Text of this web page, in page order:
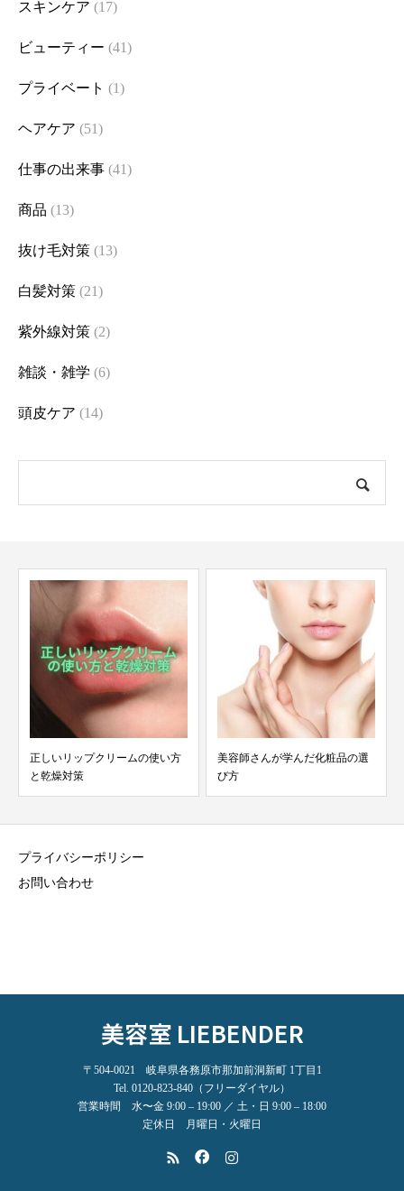
スキンケア (17)
ビューティー (41)
プライベート (1)
ヘアケア (51)
仕事の出来事 (41)
商品 (13)
抜け毛対策 (13)
白髪対策 (21)
紫外線対策 (2)
雑談・雑学 (6)
頭皮ケア (14)
正しいリップクリームの使い方
と乾燥対策
美容師さんが学んだ化粧品の選
び方
プライバシーポリシー
お問い合わせ
美容室 LIEBENDER
〒504-0021 岐阜県各務原市那加前洞新町 1丁目1
Tel. 0120-823-840（フリーダイヤル）
営業時間 水〜金 9:00 – 19:00 ／ 土・日 9:00 – 18:00
定休日 月曜日・火曜日